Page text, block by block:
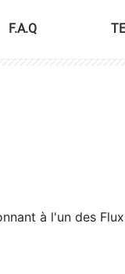
F.A.Q
à l'un des Flux